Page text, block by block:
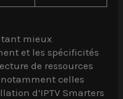
mieux
et les spécificités
de ressources
celles
d’IPTV Smarters